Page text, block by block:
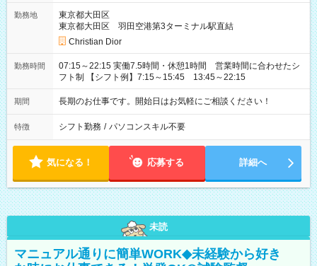
勤務地
東京都大田区
東京都大田区 羽田空港第3ターミナル駅直結
Christian Dior
勤務時間
07:15～22:15 実働7.5時間・休憩1時間 営業時間に合わせたシ
フト制 【シフト例】7:15～15:45 13:45～22:15
期間 長期のお仕事です。開始日はお気軽にご相談ください！
特徴 シフト勤務 / パソコンスキル不要
気になる！ 応募する 詳細へ
未読
マニュアル通りに簡単WORK◆未経験から好き